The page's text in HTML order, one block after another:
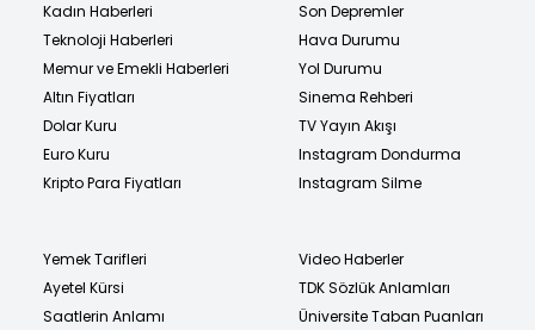
Kadın Haberleri
Teknoloji Haberleri
Memur ve Emekli Haberleri
Altın Fiyatları
Dolar Kuru
Euro Kuru
Kripto Para Fiyatları
Son Depremler
Hava Durumu
Yol Durumu
Sinema Rehberi
TV Yayın Akışı
Instagram Dondurma
Instagram Silme
Yemek Tarifleri
Ayetel Kürsi
Saatlerin Anlamı
Video Haberler
TDK Sözlük Anlamları
Üniversite Taban Puanları